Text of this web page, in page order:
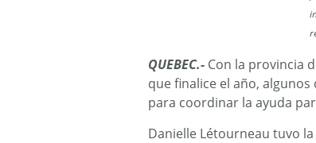
QUEBEC.- Con la provincia
que finalice el año,
para coordinar la ayuda
Danielle Létourneau tuvo